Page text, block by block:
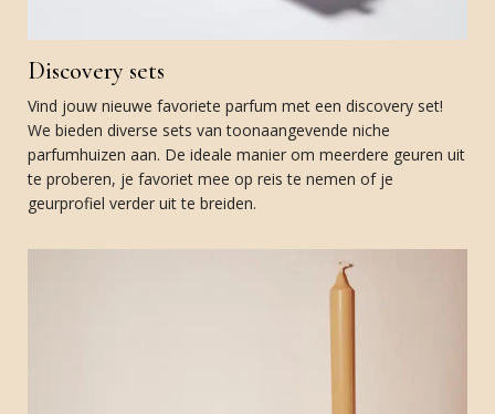
Discovery sets
Vind jouw nieuwe favoriete parfum met een discovery set!
We bieden diverse sets van toonaangevende niche
parfumhuizen aan. De ideale manier om meerdere geuren uit
te proberen, je favoriet mee op reis te nemen of je
geurprofiel verder uit te breiden.